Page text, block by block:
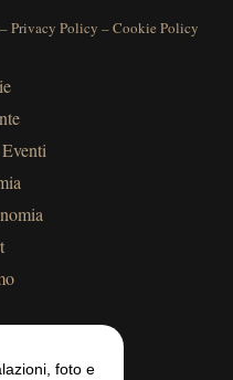
Privacy Policy –Cookie Policy
foto e